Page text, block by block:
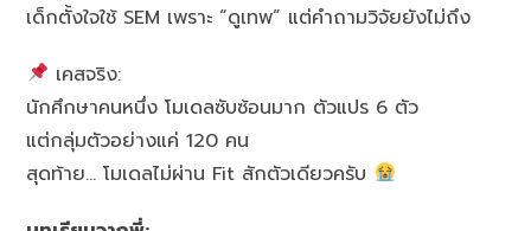
เด็กตั้งใจใช้ SEM เพราะ “ดูเทพ” แต่คำถามวิจัยยังไม่ถึง
เคสจริง:
นักศึกษาคนหนึ่ง โมเดลซับซ้อนมาก ตัวแปร 6 ตัว
แต่กลุ่มตัวอย่างแค่ 120 คน
สุดท้าย… โมเดลไม่ผ่าน Fit สักตัวเดียวครับ